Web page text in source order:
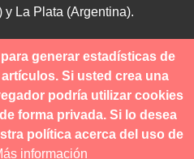
La Plata (Argentina).
a los envíos se deben realizar
generar estadísticas de
Si usted crea una
podría utilizar cookies
forma privada. Si lo desea
política acerca del uso de
información